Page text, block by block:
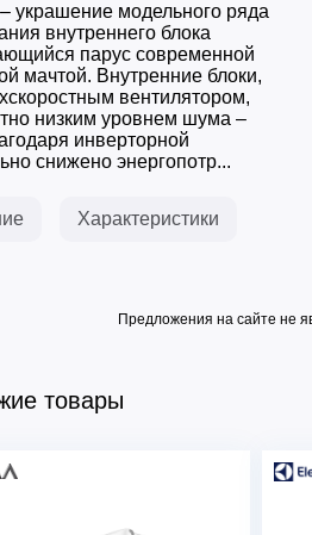
украшение модельного ряда
внутреннего блока
парус современной
мачтой. Внутренние блоки,
вентилятором,
низким уровнем шума –
инверторной
снижено энергопотр...
Характеристики
Предложения на сайте не
товары